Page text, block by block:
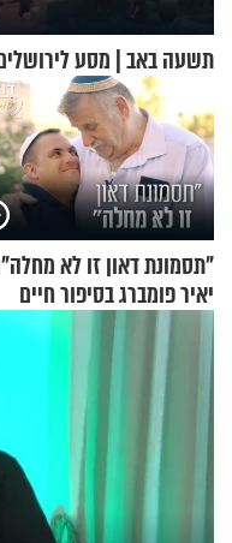
תשעה באב | מסע
"תסמונת דאון זו לא
יאיר פומברג בסיפור חיים
מעורר השראה